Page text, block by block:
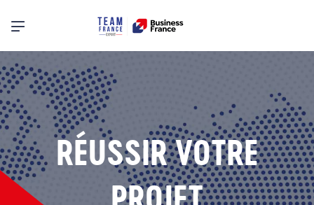
Menu principal
RÉUSSIR VOTRE